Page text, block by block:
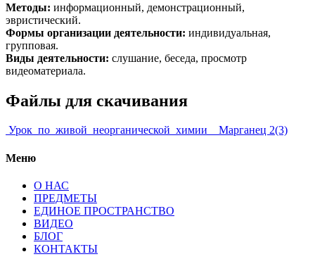
Методы: информационный, демонстрационный,
эвристический.
Формы организации деятельности: индивидуальная,
групповая.
Виды деятельности: слушание, беседа, просмотр
видеоматериала.
Файлы для скачивания
Урок_по_живой_неорганической_химии_ Марганец 2(3)
Меню
О НАС
ПРЕДМЕТЫ
ЕДИНОЕ ПРОСТРАНСТВО
ВИДЕО
БЛОГ
КОНТАКТЫ